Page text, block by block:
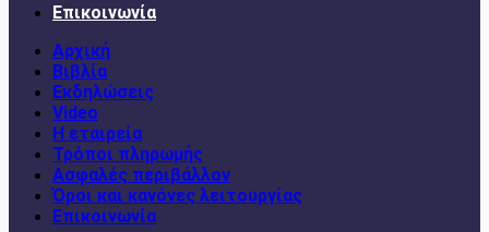
Επικοινωνία
Αρχική
Βιβλία
Εκδηλώσεις
Video
Η εταιρεία
Τρόποι πληρωμής
Ασφαλές περιβάλλον
Όροι και κανόνες λειτουργίας
Επικοινωνία